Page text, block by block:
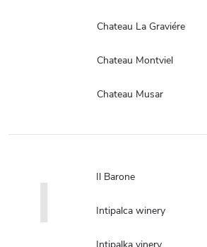
Chateau La Graviére
Chateau Montviel
Chateau Musar
I Il Barone
Intipalca winery